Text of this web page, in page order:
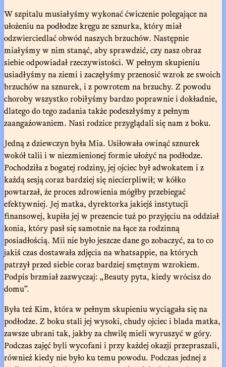
W szpitalu musiałyśmy wykonać ćwiczenie polegające na
ułożeniu na podłodze kręgu ze sznurka, który miał
odzwierciedlać obwód naszych brzuchów. Następnie
miałyśmy w nim stanąć, aby sprawdzić, czy nasz obraz
siebie odpowiadał rzeczywistości. W pełnym skupieniu
usiadłyśmy na ziemi i zaczęłyśmy przenosić wzrok ze swoich
brzuchów na sznurek, i z powrotem na brzuchy. Z powodu
choroby wszystko robiłyśmy bardzo poprawnie i dokładnie,
dlatego do tego zadania także podeszłyśmy z pełnym
zaangażowaniem. Nasi rodzice przyglądali się nam z boku.
Jedną z dziewczyn była Mia. Usiłowała owinąć sznurek
wokół talii i w niezmienionej formie ułożyć na podłodze.
Pochodziła z bogatej rodziny, jej ojciec był adwokatem i z
każdą sesją coraz bardziej się niecierpliwił; w kółko
powtarzał, że proces zdrowienia mógłby przebiegać
efektywniej. Jej matka, dyrektorka jakiejś instytucji
finansowej, kupiła jej w prezencie tuż po przyjęciu na oddział
konia, który pasł się samotnie na łące za rodzinną
posiadłością. Mii nie było jeszcze dane go zobaczyć, za to co
jakiś czas dostawała zdjęcia na whatsappie, na których
patrzył przed siebie coraz bardziej smętnym wzrokiem.
Podpis brzmiał zazwyczaj: „Beauty pyta, kiedy wrócisz do
domu”.
Była też Kim, która w pełnym skupieniu wyciągała się na
podłodze. Z boku stali jej wysoki, chudy ojciec i blada matka,
zawsze ubrani tak, jakby za chwilę mieli wyruszyć w góry.
Podczas zajęć byli wycofani i przy każdej okazji przepraszali,
również kiedy nie było ku temu powodu. Podczas jednej z